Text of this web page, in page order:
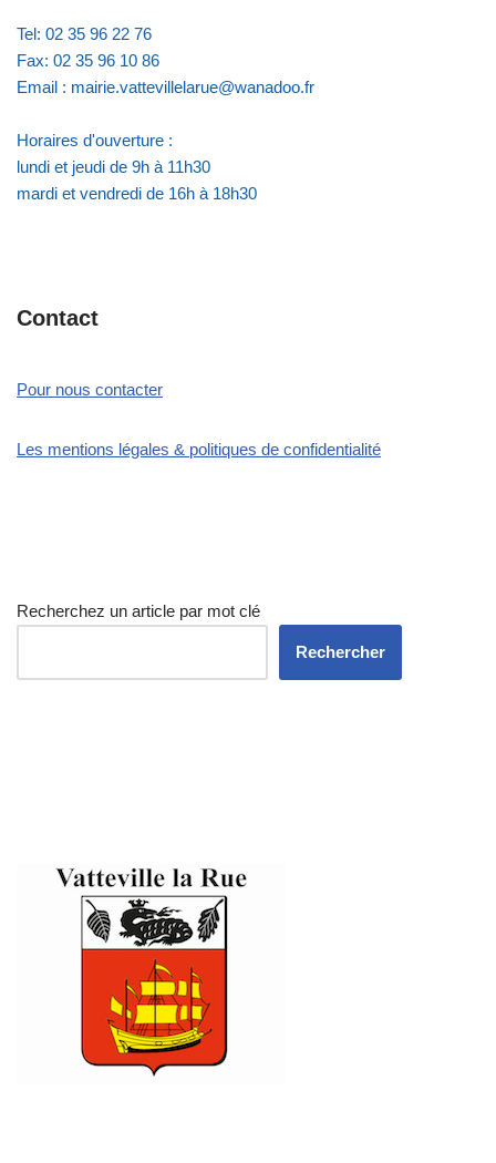
Tel: 02 35 96 22 76
Fax: 02 35 96 10 86
Email : mairie.vattevillelarue@wanadoo.fr
Horaires d'ouverture :
lundi et jeudi de 9h à 11h30
mardi et vendredi de 16h à 18h30
Contact
Pour nous contacter
Les mentions légales & politiques de confidentialité
Recherchez un article par mot clé
Rechercher